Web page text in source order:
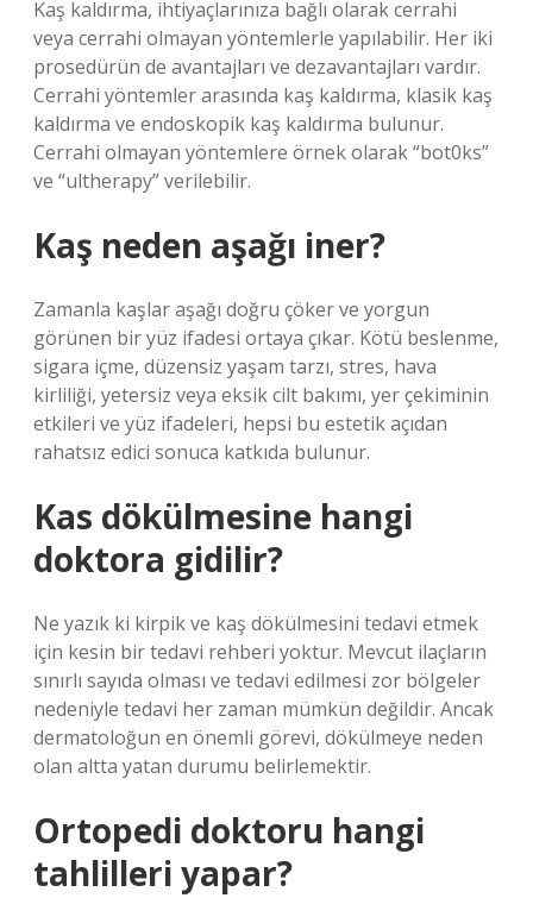
Kaş kaldırma, ihtiyaçlarınıza bağlı olarak cerrahi
veya cerrahi olmayan yöntemlerle yapılabilir. Her iki
prosedürün de avantajları ve dezavantajları vardır.
Cerrahi yöntemler arasında kaş kaldırma, klasik kaş
kaldırma ve endoskopik kaş kaldırma bulunur.
Cerrahi olmayan yöntemlere örnek olarak “bot0ks”
ve “ultherapy” verilebilir.
Kaş neden aşağı iner?
Zamanla kaşlar aşağı doğru çöker ve yorgun
görünen bir yüz ifadesi ortaya çıkar. Kötü beslenme,
sigara içme, düzensiz yaşam tarzı, stres, hava
kirliliği, yetersiz veya eksik cilt bakımı, yer çekiminin
etkileri ve yüz ifadeleri, hepsi bu estetik açıdan
rahatsız edici sonuca katkıda bulunur.
Kas dökülmesine hangi
doktora gidilir?
Ne yazık ki kirpik ve kaş dökülmesini tedavi etmek
için kesin bir tedavi rehberi yoktur. Mevcut ilaçların
sınırlı sayıda olması ve tedavi edilmesi zor bölgeler
nedeniyle tedavi her zaman mümkün değildir. Ancak
dermatoloğun en önemli görevi, dökülmeye neden
olan altta yatan durumu belirlemektir.
Ortopedi doktoru hangi
tahlilleri yapar?